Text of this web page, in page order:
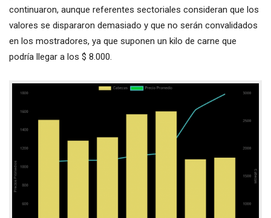
continuaron, aunque referentes sectoriales consideran que los
valores se dispararon demasiado y que no serán convalidados
en los mostradores, ya que suponen un kilo de carne que
podría llegar a los $ 8.000.